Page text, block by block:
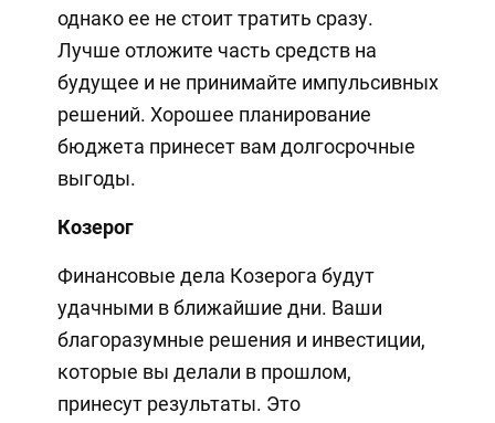
однако ее не стоит тратить сразу.
Лучше отложите часть средств на
будущее и не принимайте импульсивных
решений. Хорошее планирование
бюджета принесет вам долгосрочные
выгоды.
Козерог
Финансовые дела Козерога будут
удачными в ближайшие дни. Ваши
благоразумные решения и инвестиции,
которые вы делали в прошлом,
принесут результаты. Это